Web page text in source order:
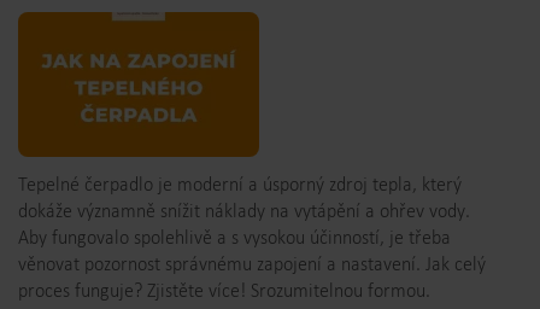
Tepelné čerpadlo je moderní a úsporný zdroj tepla, který
dokáže významně snížit náklady na vytápění a ohřev vody.
Aby fungovalo spolehlivě a s vysokou účinností, je třeba
věnovat pozornost správnému zapojení a nastavení. Jak celý
proces funguje? Zjistěte více! Srozumitelnou formou.